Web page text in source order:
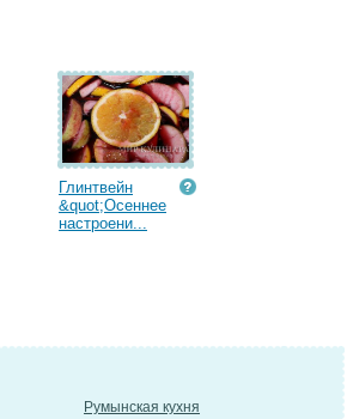
Глинтвейн
&quot;Осеннее
настроени...
Румынская кухня